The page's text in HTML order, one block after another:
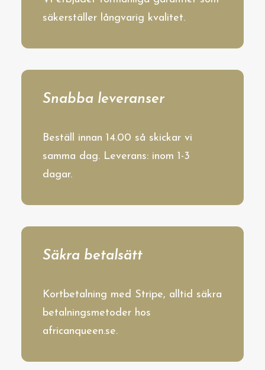
säkerställer långvarig kvalitet.
Snabba leveranser
Beställ innan 14.00 så skickar vi
samma dag. Leverans: inom 1-3
dagar.
Säkra betalsätt
Kortbetalning med Stripe, alltid säkra
betalningsmetoder hos
africanqueen.se.